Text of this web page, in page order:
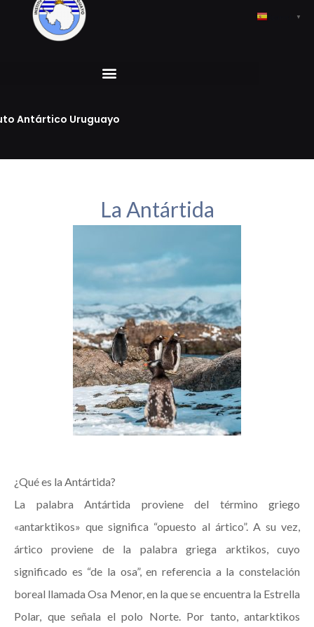
Antártico Uruguayo
La Antártida​
¿Qué es la Antártida?
La palabra Antártida proviene del término griego
«antarktikos» que significa “opuesto al ártico”. A su vez,
ártico proviene de la palabra griega arktikos, cuyo
significado es “de la osa”, en referencia a la constelación
boreal llamada Osa Menor, en la que se encuentra la Estrella
Polar, que señala el polo Norte. Por tanto, antarktikos
▼